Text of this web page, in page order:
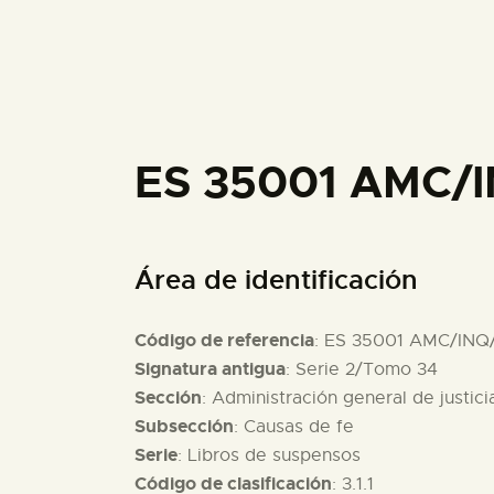
ES 35001
Área de identificación
Código de referencia: ES 35001 AMC/
Signatura antigua: Serie 2/Tomo 34
Sección: Administración general de
Subsección: Causas de fe
Serie: Libros de suspensos
Código de clasificación: 3.1.1